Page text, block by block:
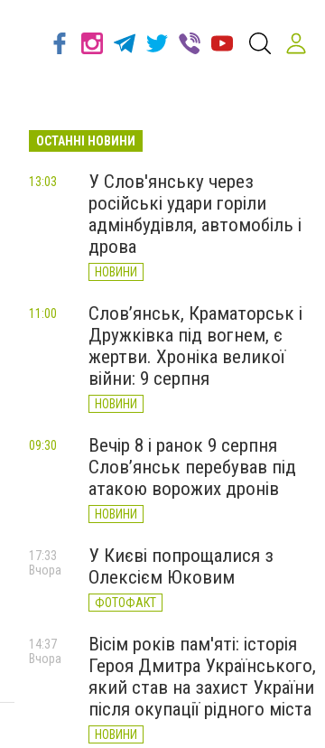
ОСТАННІ НОВИНИ
У Слов'янську через
російські удари горіли
адмінбудівля, автомобіль і
дрова
НОВИНИ
13:03
Слов’янськ, Краматорськ і
Дружківка під вогнем, є
жертви. Хроніка великої
війни: 9 серпня
НОВИНИ
11:00
Вечір 8 і ранок 9 серпня
Слов’янськ перебував під
атакою ворожих дронів
НОВИНИ
09:30
У Києві попрощалися з
Олексієм Юковим
ФОТОФАКТ
17:33
Вчора
Вісім років пам'яті: історія
Героя Дмитра Українського,
який став на захист України
після окупації рідного міста
НОВИНИ
14:37
Вчора